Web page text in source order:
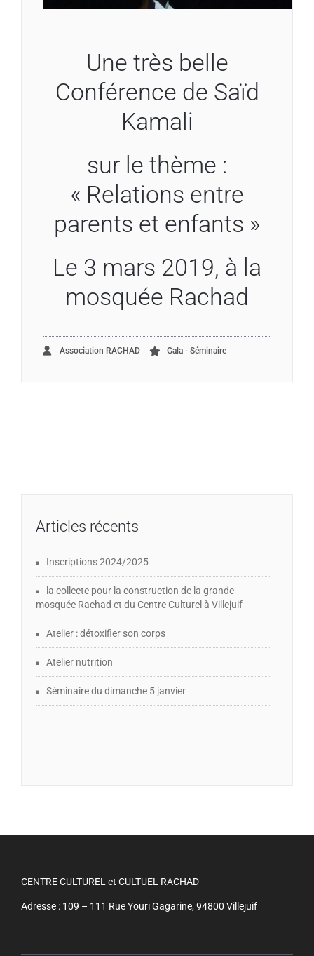
Une très belle
Conférence de Saïd
Kamali
sur le thème :
« Relations entre
parents et enfants »
Le 3 mars 2019, à la
mosquée Rachad
Association RACHAD Gala - Séminaire
Articles récents
Inscriptions 2024/2025
la collecte pour la construction de la grande
mosquée Rachad et du Centre Culturel à Villejuif
Atelier : détoxifier son corps
Atelier nutrition
Séminaire du dimanche 5 janvier
CENTRE CULTUREL et CULTUEL RACHAD
Adresse : 109 – 111 Rue Youri Gagarine, 94800 Villejuif